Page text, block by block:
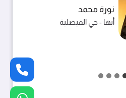
خالد بن فهد
خميس مشيط - حي الربوة